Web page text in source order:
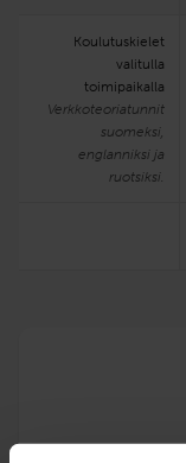
Koulutuskielet
valitulla
toimipaikalla
Verkkoteoriatunnit
suomeksi,
englanniksi ja
ruotsiksi.